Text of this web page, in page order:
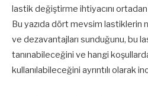
lastik değiştirme ihtiyacını
Bu yazıda dört mevsim lastiklerin
ve dezavantajları sunduğunu, bu
tanınabileceğini ve hangi
kullanılabileceğini ayrıntılı olarak